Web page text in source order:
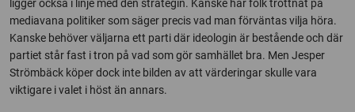
ligger också i linje med den strategin. Kanske har folk tröttnat på
mediavana politiker som säger precis vad man förväntas vilja höra.
Kanske behöver väljarna ett parti där ideologin är bestående och där
partiet står fast i tron på vad som gör samhället bra. Men Jesper
Strömbäck köper dock inte bilden av att värderingar skulle vara
viktigare i valet i höst än annars.